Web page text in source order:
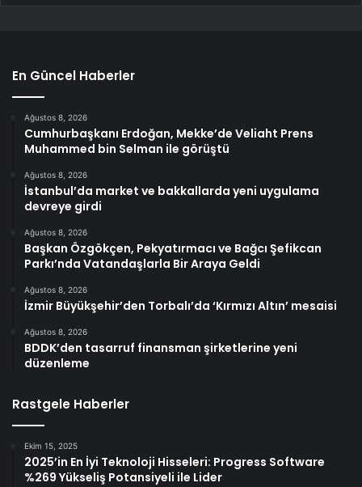
En Güncel Haberler
Ağustos 8, 2026
Cumhurbaşkanı Erdoğan, Mekke’de Veliaht Prens
Muhammed bin Selman ile görüştü
Ağustos 8, 2026
İstanbul’da market ve bakkallarda yeni uygulama
devreye girdi
Ağustos 8, 2026
Başkan Özgökçen, Pekyatırmacı ve Bağcı Şefikcan
Parkı’nda Vatandaşlarla Bir Araya Geldi
Ağustos 8, 2026
İzmir Büyükşehir’den Torbalı’da ‘Kırmızı Altın’ mesaisi
Ağustos 8, 2026
BDDK’den tasarruf finansman şirketlerine yeni
düzenleme
Rastgele Haberler
Ekim 15, 2025
2025’in En İyi Teknoloji Hisseleri: Progress Software
%269 Yükseliş Potansiyeli ile Lider